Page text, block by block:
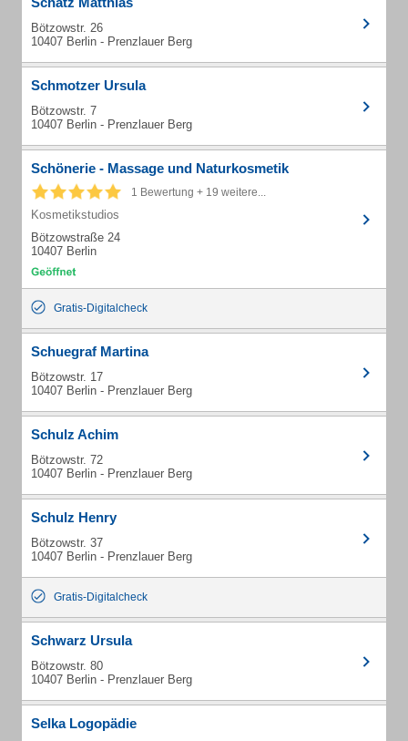
Bötzowstr. 26
10407 Berlin - Prenzlauer Berg
Schmotzer Ursula
Bötzowstr. 7
10407 Berlin - Prenzlauer Berg
Schönerie - Massage und Naturkosmetik
1 Bewertung + 19 weitere...
Kosmetikstudios
Bötzowstraße 24
10407 Berlin
Gratis-Digitalcheck
Schuegraf Martina
Bötzowstr. 17
10407 Berlin - Prenzlauer Berg
Schulz Achim
Bötzowstr. 72
10407 Berlin - Prenzlauer Berg
Schulz Henry
Bötzowstr. 37
10407 Berlin - Prenzlauer Berg
Gratis-Digitalcheck
Schwarz Ursula
Bötzowstr. 80
10407 Berlin - Prenzlauer Berg
Selka Logopädie